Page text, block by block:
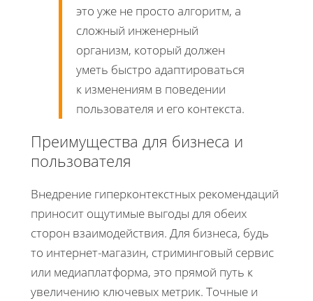
это уже не просто алгоритм, а
сложный инженерный
организм, который должен
уметь быстро адаптироваться
к изменениям в поведении
пользователя и его контекста.
Преимущества для бизнеса и
пользователя
Внедрение гиперконтекстных рекомендаций
приносит ощутимые выгоды для обеих
сторон взаимодействия. Для бизнеса, будь
то интернет-магазин, стриминговый сервис
или медиаплатформа, это прямой путь к
увеличению ключевых метрик. Точные и